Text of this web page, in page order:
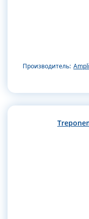
Производитель: